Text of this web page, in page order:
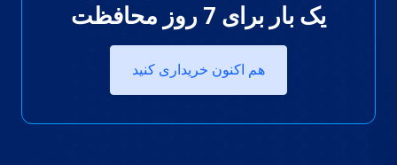
یک بار برای 7 روز محافظت
هم اکنون خریداری کنید